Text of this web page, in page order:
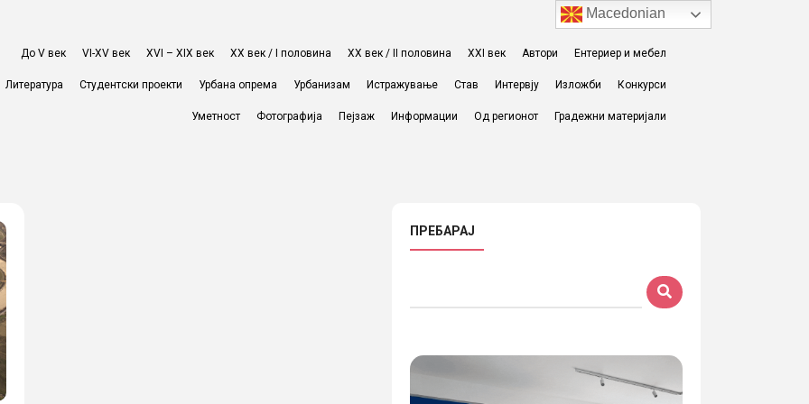
До V век VI-XV век XVI – XIX век ХХ век / I половина ХХ век / II половина XXI век Автори Ентериер и мебел
Литература Студентски проекти Урбана опрема Урбанизам Истражување Став Интервју Изложби Конкурси
Уметност Фотографија Пејзаж Информации Од регионот Градежни материјали
ПРЕБАРАЈ
Macedonian